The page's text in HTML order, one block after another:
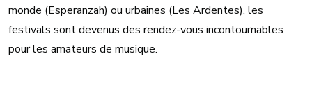
monde (Esperanzah) ou urbaines (Les Ardentes), les
festivals sont devenus des rendez-vous incontournables
pour les amateurs de musique.